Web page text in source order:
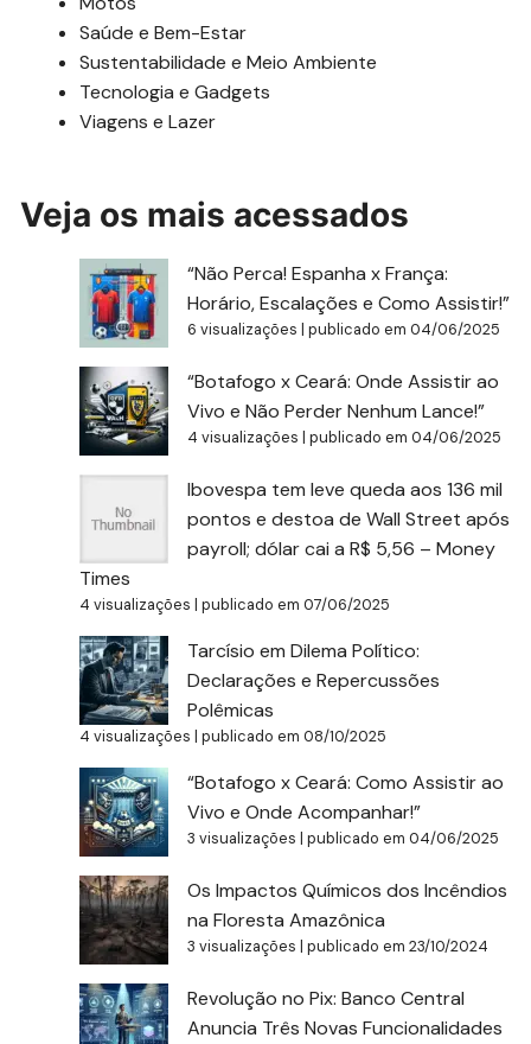
Saúde e Bem-Estar
Sustentabilidade e Meio Ambiente
Tecnologia e Gadgets
Viagens e Lazer
Veja os mais acessados
“Não Perca! Espanha x França:
Horário, Escalações e Como Assistir!”
6 visualizações |publicado em 04/06/2025
“Botafogo x Ceará: Onde Assistir ao
Vivo e Não Perder Nenhum Lance!”
4 visualizações |publicado em 04/06/2025
Ibovespa tem leve queda aos 136 mil
pontos e destoa de Wall Street após
payroll; dólar cai a R$ 5,56 – Money
Times
4 visualizações |publicado em 07/06/2025
Tarcísio em Dilema Político:
Declarações e Repercussões
Polêmicas
4 visualizações |publicado em 08/10/2025
“Botafogo x Ceará: Como Assistir ao
Vivo e Onde Acompanhar!”
3 visualizações |publicado em 04/06/2025
Os Impactos Químicos dos Incêndios
na Floresta Amazônica
3 visualizações |publicado em 23/10/2024
Revolução no Pix: Banco Central
Anuncia Três Novas Funcionalidades